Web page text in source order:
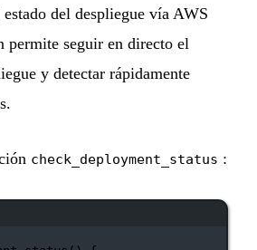
del despliegue vía AWS
permite seguir en directo el
y detectar rápidamente
check_deployment_status :